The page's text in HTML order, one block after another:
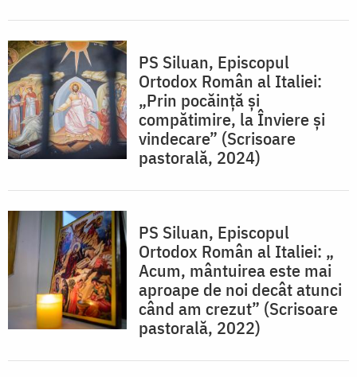
PS Siluan, Episcopul
Ortodox Român al Italiei:
„Prin pocăință și
compătimire, la Înviere și
vindecare” (Scrisoare
pastorală, 2024)
PS Siluan, Episcopul
Ortodox Român al Italiei: „
Acum, mântuirea este mai
aproape de noi decât atunci
când am crezut” (Scrisoare
pastorală, 2022)